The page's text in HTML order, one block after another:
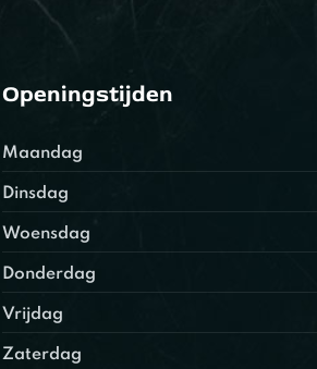
Openingstijden
Maandag
Dinsdag
Woensdag
Donderdag
Vrijdag
Zaterdag